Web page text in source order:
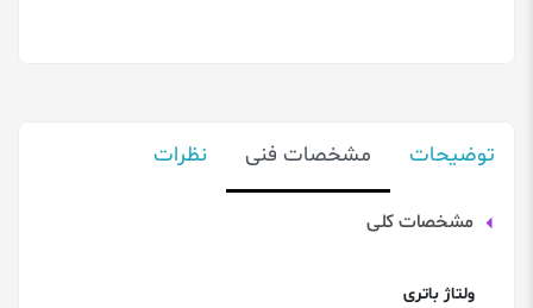
توضیحات مشخصات فنی نظرات
مشخصات کلی
ولتاژ باتری